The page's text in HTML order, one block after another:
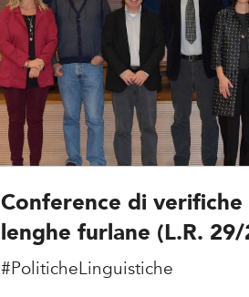
Conference di
lenghe furlane (L.R.
#PoliticheLinguistiche